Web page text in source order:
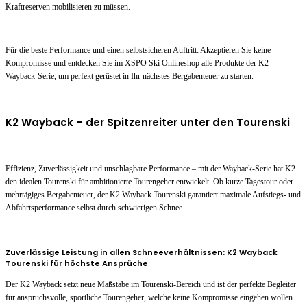
Kraftreserven mobilisieren zu müssen.
Für die beste Performance und einen selbstsicheren Auftritt: Akzeptieren Sie keine
Kompromisse und entdecken Sie im XSPO Ski Onlineshop alle Produkte der K2
Wayback-Serie, um perfekt gerüstet in Ihr nächstes Bergabenteuer zu starten.
K2 Wayback – der Spitzenreiter unter den Tourenski
Effizienz, Zuverlässigkeit und unschlagbare Performance – mit der Wayback-Serie hat K2
den idealen Tourenski für ambitionierte Tourengeher entwickelt. Ob kurze Tagestour oder
mehrtägiges Bergabenteuer, der K2 Wayback Tourenski garantiert maximale Aufstiegs- und
Abfahrtsperformance selbst durch schwierigen Schnee.
Zuverlässige Leistung in allen Schneeverhältnissen: K2 Wayback
Tourenski für höchste Ansprüche
Der K2 Wayback setzt neue Maßstäbe im Tourenski-Bereich und ist der perfekte Begleiter
für anspruchsvolle, sportliche Tourengeher, welche keine Kompromisse eingehen wollen.